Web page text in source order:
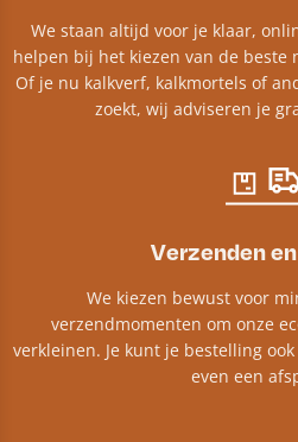
We staan altijd voor je klaar,
helpen bij het kiezen van de
Of je nu kalkverf, kalkmortels of
zoekt, wij adviseren je
Verzenden
We kiezen bewust voor
verzendmomenten om onze
verkleinen. Je kunt je bestelling
even een